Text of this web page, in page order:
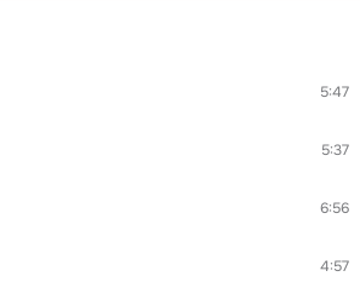
5:47
5:37
6:56
4:57